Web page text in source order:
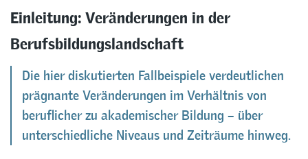
Einleitung: Veränderungen in der
Berufsbildungslandschaft
Die hier diskutierten Fallbeispiele verdeutlichen
prägnante Veränderungen im Verhältnis von
beruflicher zu akademischer Bildung – über
unterschiedliche Niveaus und Zeiträume hinweg.